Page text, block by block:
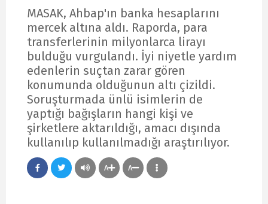
MASAK, Ahbap'ın banka hesaplarını
mercek altına aldı. Raporda, para
transferlerinin milyonlarca lirayı
bulduğu vurgulandı. İyi niyetle yardım
edenlerin suçtan zarar gören
konumunda olduğunun altı çizildi.
Soruşturmada ünlü isimlerin de
yaptığı bağışların hangi kişi ve
şirketlere aktarıldığı, amacı dışında
kullanılıp kullanılmadığı araştırılıyor.
A A